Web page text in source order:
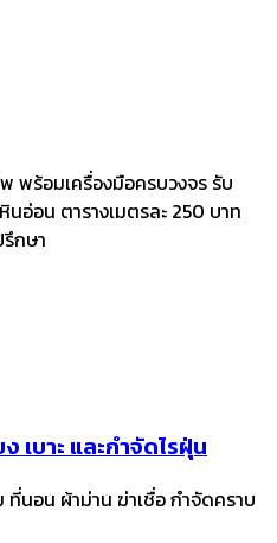
พร้อมเครื่องมือครบวงจร รับ
อ่อน ตารางเมตรละ 250 บาท
กษา
เบาะ และกำจัดไรฝุ่น
ที่นอน ผ้าม่าน ฆ่าเชื่อ กำจัดคราบ